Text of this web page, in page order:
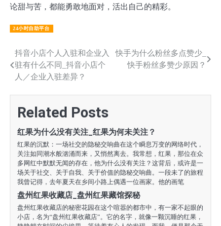
论甜与苦，都能勇敢地面对，活出自己的精彩。
24小时自助平台
文
章
导
航
抖音小店个人入驻和企业入
驻有什么不同_抖音小店个
人／企业入驻差异？
快手为什么粉丝多点赞少_
快手粉丝多赞少原因？
Related Posts
红果为什么没有关注_红果为何未关注？
红果的沉默：一场社交的隐秘交响曲在这个瞬息万变的网络时代，
关注如同潮水般汹涌而来，又悄然离去。我常想，红果，那位在众
多网红中默默无闻的存在，他为什么没有关注？这背后，或许是一
场关于社交、关于自我、关于价值的隐秘交响曲。一段未了的旅程
我曾记得，去年夏天在乡间小路上偶遇一位画家。他的画笔
盘州红果收藏店_盘州红果藏馆探秘
盘州红果收藏店的秘密花园在这个喧嚣的都市中，有一家不起眼的
小店，名为“盘州红果收藏店”。它的名字，就像一颗沉睡的红果，